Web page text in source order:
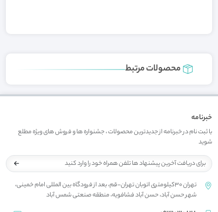
محصولات مرتبط
خبرنامه
با ثبت نام در خبرنامه از جدیدترین محصولات ، جشنواره ها و فروش های ویژه مطلع
شوید
تهران 30کیلومتری اتوبان تهران-قم، بعد از فرودگاه بین المللی امام خمینی،
شهر حسن آباد، حسن آباد فشافویه، منطقه صنعتی شمس آباد